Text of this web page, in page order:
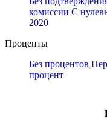
комиссии С
2020
Проценты
Без процентов
процент